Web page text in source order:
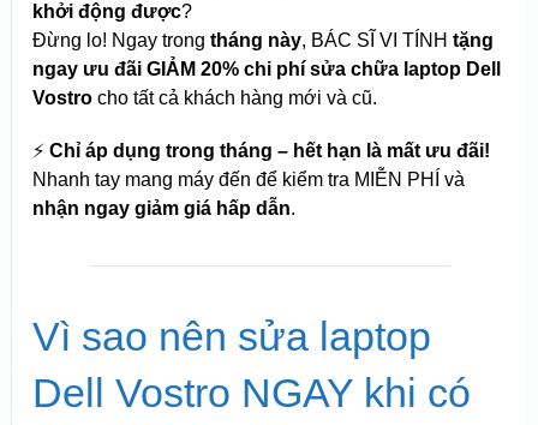
khởi động được?
Đừng lo! Ngay trong tháng này, BÁC SĨ VI TÍNH tặng
ngay ưu đãi GIẢM 20% chi phí sửa chữa laptop Dell
Vostrocho tất cả khách hàng mới và cũ.
⚡ Chỉ áp dụng trong tháng – hết hạn là mất ưu đãi!
Nhanh tay mang máy đến để kiểm tra MIỄN PHÍ và
nhận ngay giảm giá hấp dẫn.
Vì sao nên sửa laptop
Dell Vostro NGAY khi có